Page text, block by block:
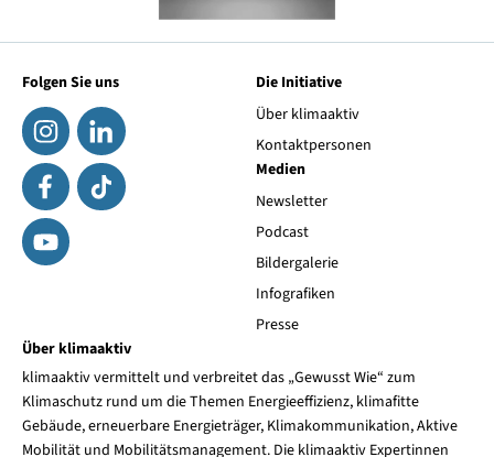
Folgen Sie uns
Die Initiative
Über klimaaktiv
Kontaktpersonen
Medien
Newsletter
Podcast
Bildergalerie
Infografiken
Presse
Über klimaaktiv
klimaaktiv vermittelt und verbreitet das „Gewusst Wie“ zum
Klimaschutz rund um die Themen Energieeffizienz, klimafitte
Gebäude, erneuerbare Energieträger, Klimakommunikation, Aktive
Mobilität und Mobilitätsmanagement. Die klimaaktiv Expertinnen